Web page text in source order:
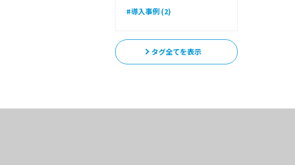
#導入事例 (2)
タグ全てを表示